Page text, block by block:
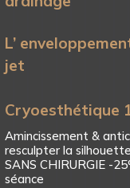
L’
jet
Cryoesthétique
Amincissement &
resculpter la
SANS CHIRURGIE -
séance